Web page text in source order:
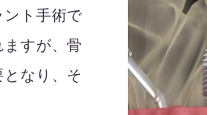
ト手術で
すが、骨
なり、そ